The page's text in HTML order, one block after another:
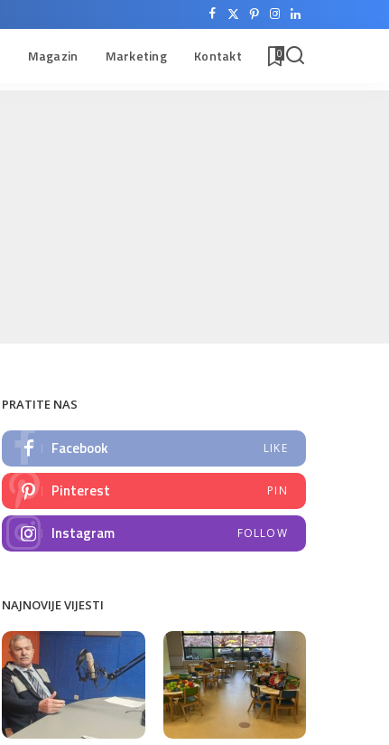
Magazin Marketing Kontakt 0
PRATITE NAS
Facebook LIKE
Pinterest PIN
Instagram FOLLOW
NAJNOVIJE VIJESTI